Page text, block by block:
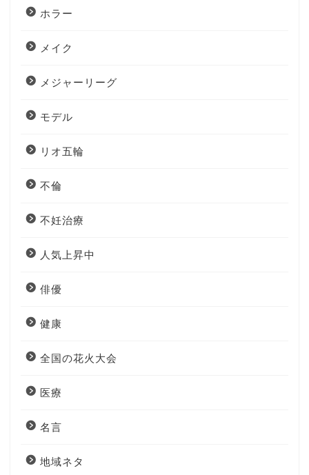
ホラー
メイク
メジャーリーグ
モデル
リオ五輪
不倫
不妊治療
人気上昇中
俳優
健康
全国の花火大会
医療
名言
地域ネタ